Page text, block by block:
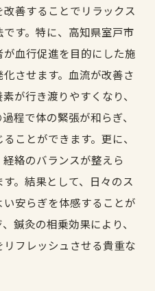
然療法の融合
鍼灸施術
健康アプローチ
鍼灸体験
新時代の療法
灸の深い効果
最適な室戸市の整体と
な整体の効果
リセットする
の時間
善することでリラックス
す。特に、高知県室戸市
血行促進を目的にした施
させます。血流が改善さ
が行き渡りやすくなり、
程で体の緊張が和らぎ、
ことができます。更に、
絡のバランスが整えら
。結果として、日々のス
安らぎを体感することが
鍼灸の相乗効果により、
フレッシュさせる貴重な